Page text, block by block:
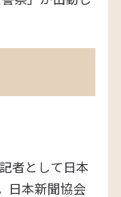
者として日本
日本新聞協会